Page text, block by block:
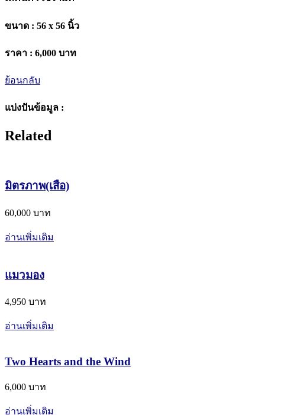
ขนาด : 56 x 56 นิ้ว
ราคา : 6,000 บาท
ย้อนกลับ
แบ่งปันข้อมูล :
Related
มิตรภาพ(เสือ)
60,000 บาท
อ่านเพิ่มเติม
แมวมอง
4,950 บาท
อ่านเพิ่มเติม
Two Hearts and the Wind
6,000 บาท
อ่านเพิ่มเติม